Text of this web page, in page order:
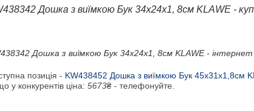
Дошка з виїмкою Бук 34x24x1, 8см KLAWE -
Дошка з виїмкою Бук 34x24x1, 8см KLAWE -
позиція - KW438452 Дошка з виїмкою Бук 45x31x1,8см
у конкурентів ціна: 5673₴ - телефонуйте.